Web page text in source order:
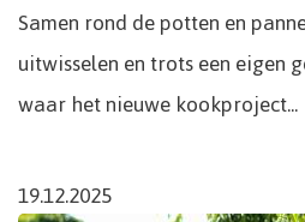
Samen rond de potten en
uitwisselen en trots een eigen
waar het nieuwe kookproject...
19.12.2025